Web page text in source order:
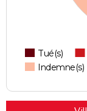
Tué(s)
Indemne(s)